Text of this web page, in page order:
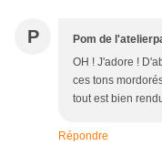
P Pom de
OH ! J'adore !
ces tons
tout est bien
Répondre